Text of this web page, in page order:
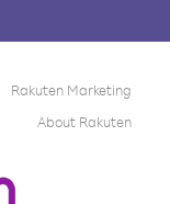
Rakuten Marketing
About Rakuten